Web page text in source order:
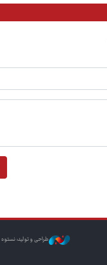
طراحی و تولید: نستوه